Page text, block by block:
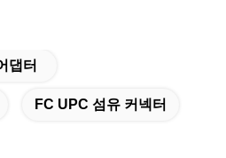
댑터
FC UPC 섬유 커넥터